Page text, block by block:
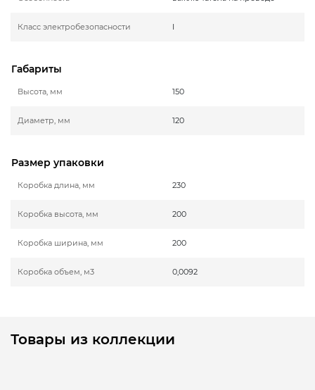
Класс электробезопасности I
Габариты
Высота, мм 150
Диаметр, мм 120
Размер упаковки
Коробка длина, мм 230
Коробка высота, мм 200
Коробка ширина, мм 200
Коробка объем, м3 0,0092
Товары из коллекции